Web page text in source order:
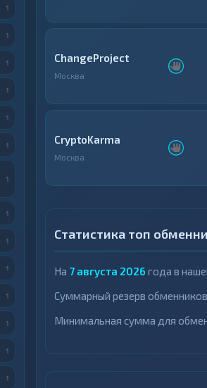
ChangeProject
Москва
CryptoKarma
Москва
Статистика топ
На 7 августа 2026 года в
Суммарный резерв
Минимальная сумма для
1
1
1
1
1
1
1
1
1
1
1
1
1
1